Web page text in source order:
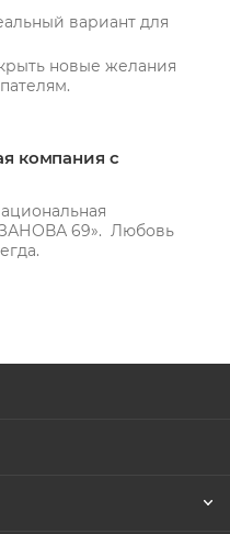
вариант для
новые желания
компания с
69». Любовь